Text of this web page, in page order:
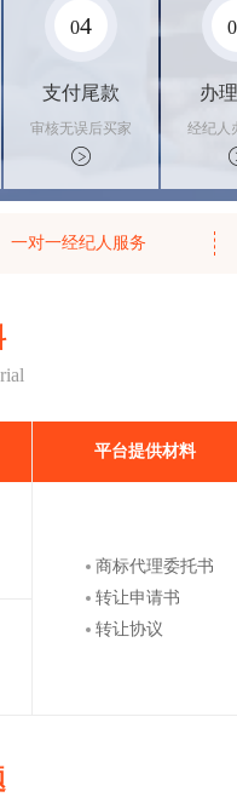
04
支付尾款
审核无误后买家
支付尾款，卖家
办理相关手续
0
办
经纪人
转让手
相
一对一经纪人服务
平台提供材料
商标代理委托书
转让申请书
转让协议